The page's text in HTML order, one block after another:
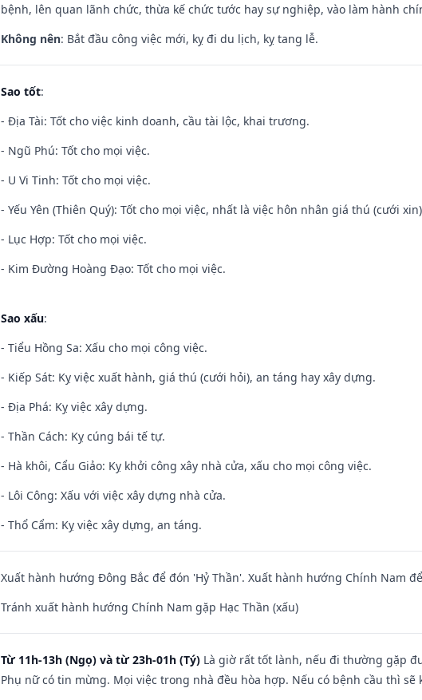
bệnh, lên quan lãnh chức, thừa kế chức tước hay sự nghiệp, vào làm hành
Không nên: Bắt đầu công việc mới, kỵ đi du lịch, kỵ tang lễ.
Sao tốt:
- Địa Tài: Tốt cho việc kinh doanh, cầu tài lộc, khai trương.
- Ngũ Phú: Tốt cho mọi việc.
- U Vi Tinh: Tốt cho mọi việc.
- Yếu Yên (Thiên Quý): Tốt cho mọi việc, nhất là việc hôn nhân giá thú (cưới
- Lục Hợp: Tốt cho mọi việc.
- Kim Đường Hoàng Đạo: Tốt cho mọi việc.
Sao xấu:
- Tiểu Hồng Sa: Xấu cho mọi công việc.
- Kiếp Sát: Kỵ việc xuất hành, giá thú (cưới hỏi), an táng hay xây dựng.
- Địa Phá: Kỵ việc xây dựng.
- Thần Cách: Kỵ cúng bái tế tự.
- Hà khôi, Cẩu Giảo: Kỵ khởi công xây nhà cửa, xấu cho mọi công việc.
- Lôi Công: Xấu với việc xây dựng nhà cửa.
- Thổ Cẩm: Kỵ việc xây dựng, an táng.
Xuất hành hướng Đông Bắc để đón 'Hỷ Thần'. Xuất hành hướng Chính Nam
Tránh xuất hành hướng Chính Nam gặp Hạc Thần (xấu)
Từ 11h-13h (Ngọ) và từ 23h-01h (Tý) Là giờ rất tốt lành, nếu đi thường gặp
Phụ nữ có tin mừng. Mọi việc trong nhà đều hòa hợp. Nếu có bệnh cầu thì sẽ